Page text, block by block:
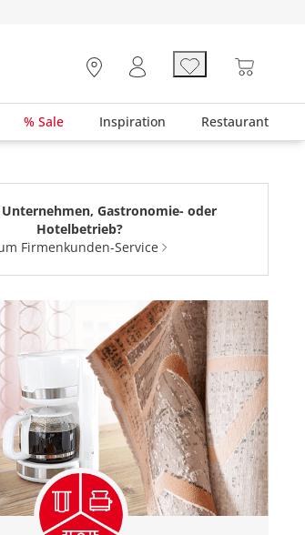
% Sale Inspiration Restaurant
Unternehmen, Gastronomie- oder
Hotelbetrieb?
Firmenkunden-Service